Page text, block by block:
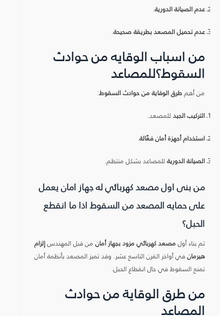
عدم الصيانة الدورية.
عدم تحميل المصعد بطريقة صحيحة.
من اسباب الوقايه من حوادث
السقوط؟للمصاعد
من أهمطرق الوقاية من حوادث السقوط:
التركيب الجيد للمصعد.
استخدام أجهزة أمان فعّالة.
الصيانة الدورية للمصاعد بشكل منتظم.
من بنى اول مصعد كهربائي له جهاز امان يعمل
على حمايه المصعد من السقوط اذا ما انقطع
الحبل؟
تم بناء أولمصعد كهربائي مزود بجهاز أمان من قبل المهندسإلزام
هيرمانفي أواخر القرن التاسع عشر. وقد تميز المصعد بأنظمة أمان
تمنع السقوط في حال انقطاع الحبل.
من طرق الوقاية من حوادث
المصاعد